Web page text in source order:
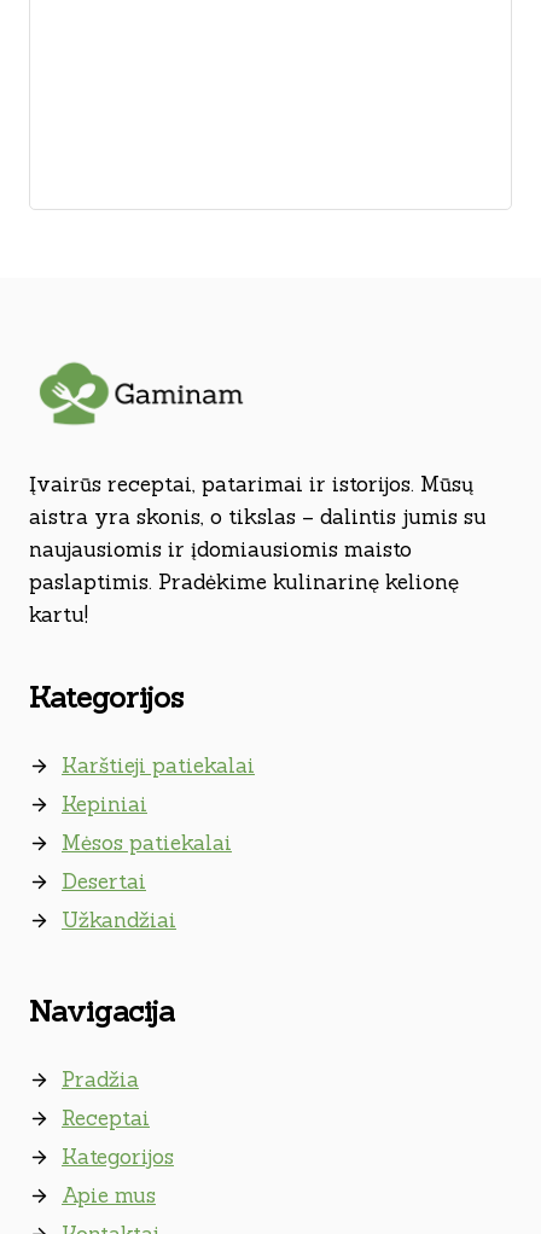
Įvairūs receptai, patarimai ir istorijos. Mūsų
aistra yra skonis, o tikslas – dalintis jumis su
naujausiomis ir įdomiausiomis maisto
paslaptimis. Pradėkime kulinarinę kelionę
kartu!
Kategorijos
Karštieji patiekalai
Kepiniai
Mėsos patiekalai
Desertai
Užkandžiai
Navigacija
Pradžia
Receptai
Kategorijos
Apie mus